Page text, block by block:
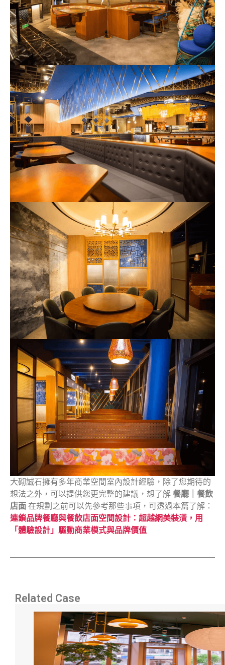
大砌誠石擁有多年商業空間室內設計經驗，除了您期待的
想法之外，可以提供您更完整的建議，想了解 餐廳｜餐飲
店面 在規劃之前可以先參考那些事項，可透過本篇了解：
連鎖品牌餐廳與餐飲店面空間設計：超越網美裝潢，用
「體驗設計」驅動商業模式與品牌價值
Related Case